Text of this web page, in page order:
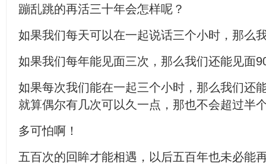
蹦乱跳的再活三十年会怎样呢？
如果我们每天可以在一起说话三个小时，那么
如果我们每年能见面三次，那么我们还能见面
如果每次我们能在一起三个小时，那么我们还
就算偶尔有几次可以久一点，那也不会超过半
多可怕啊！
五百次的回眸才能相遇，以后五百年也未必能